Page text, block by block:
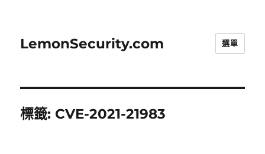
LemonSecurity.com 選單
標籤: CVE-2021-21983